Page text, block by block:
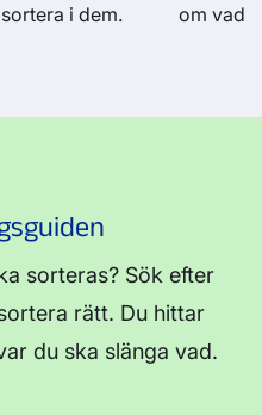
i dem.
om vad
sorteras? Sök efter
rätt. Du hittar
du ska slänga vad.